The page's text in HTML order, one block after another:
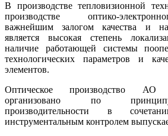
В производстве тепловизионной
производстве оптико-
важнейшим залогом качества и
является высокая степень
наличие работающей системы
технологических параметров и
элементов.
Оптическое производство
организовано по
производительности в
инструментальным контролем